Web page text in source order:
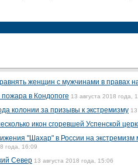
женщин с мужчинами в правах
в Кондопоге 13 августа 2018 года,
колонии за призывы к экстремизму
икон сгоревшей Успенской
"Шахар" в России на
года, 16:09
Север 13 августа 2018 года, 15:06